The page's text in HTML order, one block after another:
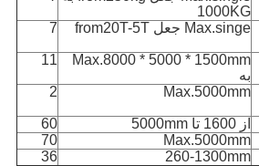
1000KG
Max.singe جعل from20T-5T 7
Max.8000 * 5000 * 1500mm
به
11
Max.5000mm
2
از 1600 تا 5000mm
60
Max.5000mm
70
260-1300mm
36